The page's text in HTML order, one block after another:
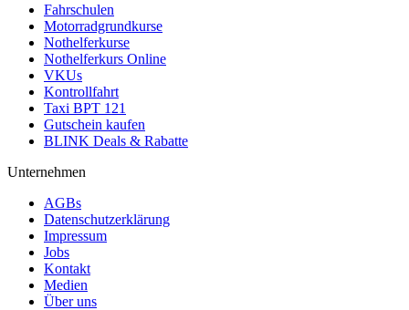
Fahrschulen
Motorradgrundkurse
Nothelferkurse
Nothelferkurs Online
VKUs
Kontrollfahrt
Taxi BPT 121
Gutschein kaufen
BLINK Deals & Rabatte
Unternehmen
AGBs
Datenschutzerklärung
Impressum
Jobs
Kontakt
Medien
Über uns